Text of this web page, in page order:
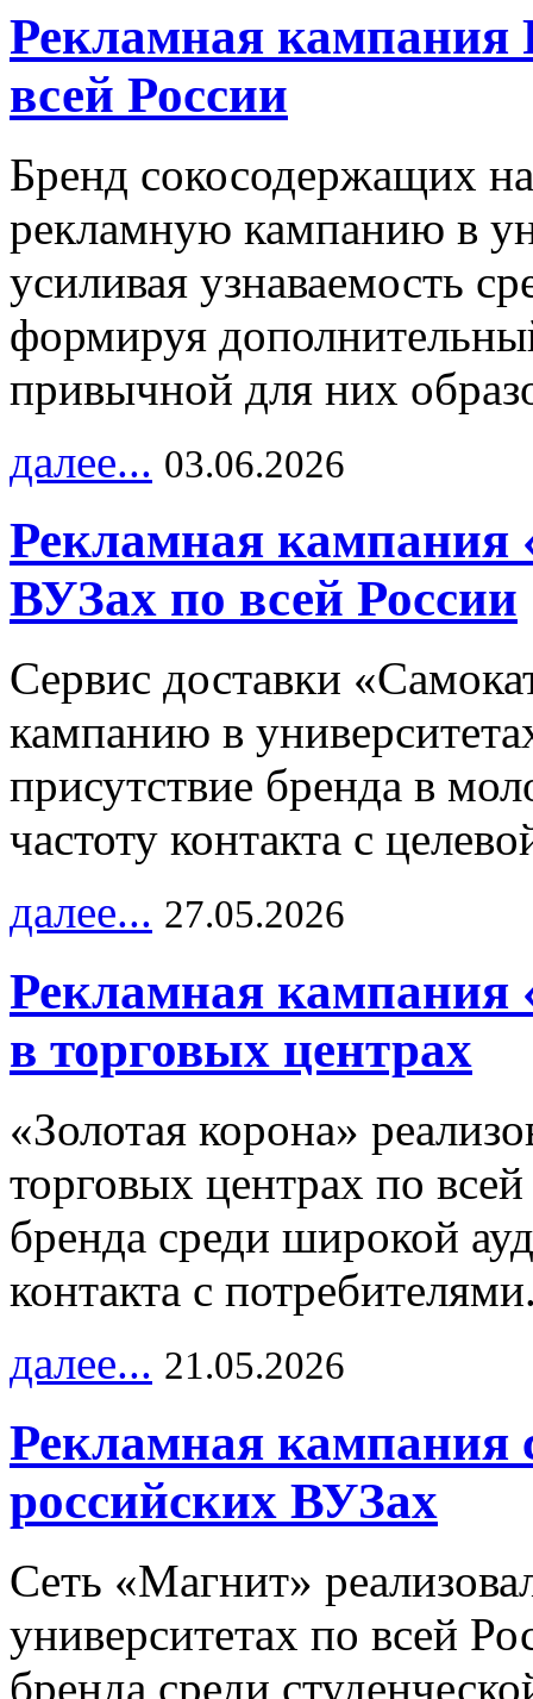
Рекламная
всей России
Бренд сокосодержащих
рекламную кампанию в
усиливая узнаваемость
формируя
привычной для них
далее... 03.06.2026
Рекламная кампания
ВУЗах по всей России
Сервис доставки
кампанию в
присутствие бренда в
частоту контакта с
далее... 27.05.2026
Рекламная кампания
в торговых центрах
«Золотая корона»
торговых центрах по
бренда среди широкой
контакта с
далее... 21.05.2026
Рекламная кампания
российских ВУЗах
Сеть «Магнит»
университетах по всей
бренда среди